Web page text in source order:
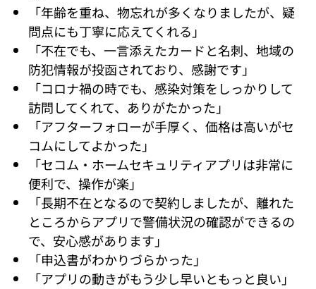
「年齢を重ね、物忘れが多くなりましたが、疑
問点にも丁寧に応えてくれる」
「不在でも、一言添えたカードと名刺、地域の
防犯情報が投函されており、感謝です」
「コロナ禍の時でも、感染対策をしっかりして
訪問してくれて、ありがたかった」
「アフターフォローが手厚く、価格は高いがセ
コムにしてよかった」
「セコム・ホームセキュリティアプリは非常に
便利で、操作が楽」
「長期不在となるので契約しましたが、離れた
ところからアプリで警備状況の確認ができるの
で、安心感があります」
「申込書がわかりづらかった」
「アプリの動きがもう少し早いともっと良い」